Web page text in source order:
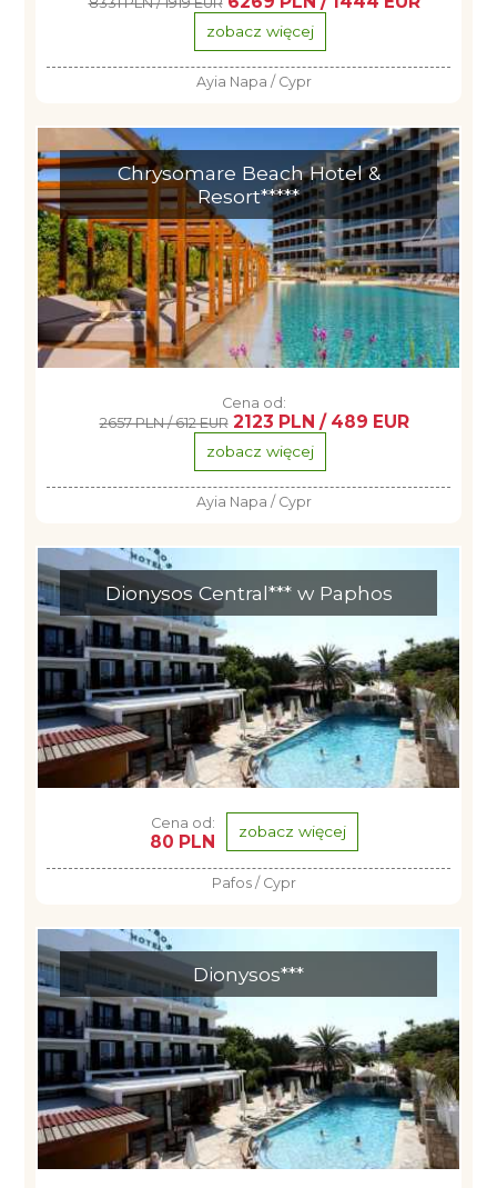
zobacz więcej
Ayia Napa / Cypr
Chrysomare Beach Hotel &
Resort*****
Cena od:
2657 PLN / 612 EUR 2123 PLN / 489 EUR
zobacz więcej
Ayia Napa / Cypr
Dionysos Central*** w Paphos
Cena od:
80 PLN zobacz więcej
Pafos / Cypr
Dionysos***